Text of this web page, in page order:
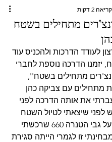
מתחילים בשטח
2 דקות
לעודד הדרכות ולהכניס עוד
יזמנו הדרכה נוספת לחברי
מתחילים בשטח'',
מתחילים עם צביקה כהן
את אותה הדרכה לפני
לפני שיצאתי לטיול השטח
הראשון שלי על גבי הטנרה 660 שרכשתי
זו לגמרי הייתה סגירת